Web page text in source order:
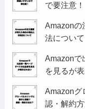
で要注意！
Amazonの
法について
Amazonで
を見るが
Amazonグ
認・解約